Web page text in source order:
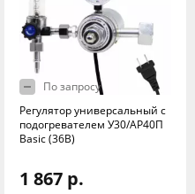
По запросу
Регулятор универсальный с
подогревателем У30/АР40П
Basic (36В)
1 867 р.